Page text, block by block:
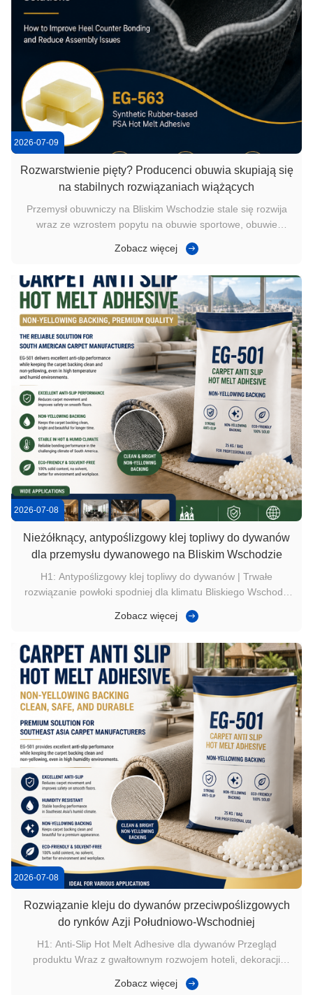
2026-07-09
Rozwarstwienie pięty? Producenci obuwia skupiają się
na stabilnych rozwiązaniach wiążących
Przemysł obuwniczy na Bliskim Wschodzie stale się rozwija
wraz ze wzrostem popytu na obuwie sportowe, obuwie
W miarę jak linie produkcyjne stają się coraz bardziej
konstrukcyjnym wp...
Zobacz więcej
2026-07-08
Nieżółknący, antypoślizgowy klej topliwy do dywanów
dla przemysłu dywanowego na Bliskim Wschodzie
H1: Antypoślizgowy klej topliwy do dywanów | Trwałe
rozwiązanie powłoki spodniej dla klimatu Bliskiego Wschodu
wyjątkowe wymagania ze względu na: Wysoka temperatura
dywanów potrzebują ...
Zobacz więcej
2026-07-08
Rozwiązanie kleju do dywanów przeciwpoślizgowych
do rynków Azji Południowo-Wschodniej
H1: Anti-Slip Hot Melt Adhesive dla dywanów Przegląd
produktu Wraz z gwałtownym rozwojem hoteli, dekoracji
Wschodniej producenci dywanów zwracają większą uwagę
Zobacz więcej